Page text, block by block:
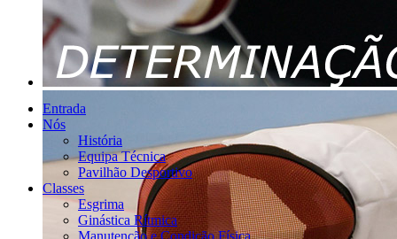
Entrada
Nós
História
Equipa Técnica
Pavilhão Desportivo
Classes
Esgrima
Ginástica Rítmica
Manutenção e Condição Física